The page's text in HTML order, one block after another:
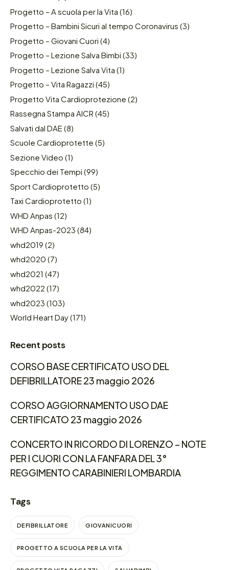
Progetto – A scuola per la Vita (16)
Progetto – Bambini Sicuri al tempo Coronavirus (3)
Progetto – Giovani Cuori (4)
Progetto – Lezione Salva Bimbi (33)
Progetto – Lezione Salva Vita (1)
Progetto – Vita Ragazzi (45)
Progetto Vita Cardioprotezione (2)
Rassegna Stampa AICR (45)
Salvati dal DAE (8)
Scuole Cardioprotette (5)
Sezione Video (1)
Specchio dei Tempi (99)
Sport Cardioprotetto (5)
Taxi Cardioprotetto (1)
WHD Anpas (12)
WHD Anpas-2023 (84)
whd2019 (2)
whd2020 (7)
whd2021 (47)
whd2022 (17)
whd2023 (103)
World Heart Day(171)
Recent posts
CORSO BASE CERTIFICATO USO DEL
DEFIBRILLATORE 23 maggio 2026
CORSO AGGIORNAMENTO USO DAE
CERTIFICATO 23 maggio 2026
CONCERTO IN RICORDO DI LORENZO – NOTE
PER I CUORI CON LA FANFARA DEL 3°
REGGIMENTO CARABINIERI LOMBARDIA
Tags
DEFIBRILLATORE GIOVANICUORI
PROGETTO A SCUOLA PER LA VITA